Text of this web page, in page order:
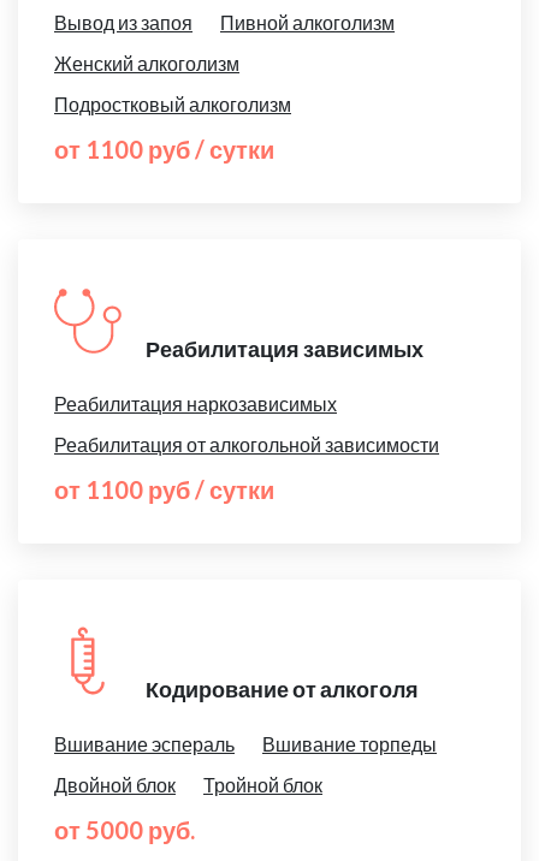
Вывод из запоя
Пивной алкоголизм
Женский алкоголизм
Подростковый алкоголизм
от 1100 руб / сутки
Реабилитация зависимых
Реабилитация наркозависимых
Реабилитация от алкогольной зависимости
от 1100 руб / сутки
Кодирование от алкоголя
Вшивание эспераль
Вшивание торпеды
Двойной блок
Тройной блок
от 5000 руб.